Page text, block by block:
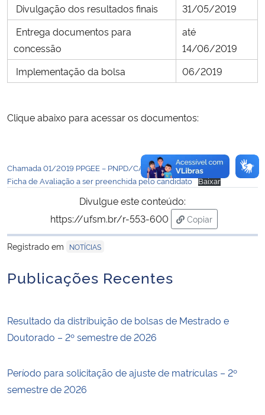
Divulgação dos resultados finais
31/05/2019
Entrega documentos para
concessão
até
14/06/2019
Implementação da bolsa
06/2019
Clique abaixo para acessar os documentos:
Chamada 01/2019 PPGEE – PNPD/CAPES Baixar
Ficha de Avaliação a ser preenchida pelo candidato Baixar
Divulgue este conteúdo:
https://ufsm.br/r-553-600
Copiar
para área de
Registrado em
NOTÍCIAS
Publicações Recentes
Resultado da distribuição de bolsas de Mestrado e
Doutorado – 2º semestre de 2026
Período para solicitação de ajuste de matrículas – 2º
semestre de 2026